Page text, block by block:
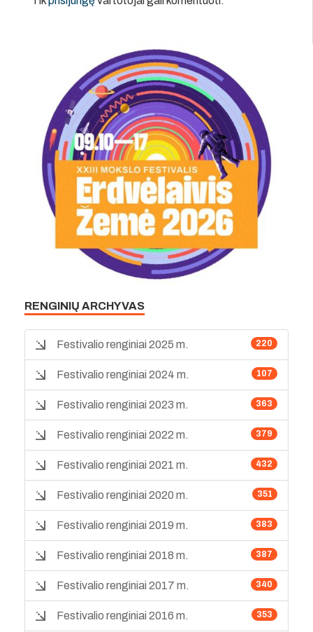
RENGINIŲ ARCHYVAS
220
Festivalio renginiai 2025 m.
107
Festivalio renginiai 2024 m.
363
Festivalio renginiai 2023 m.
379
Festivalio renginiai 2022 m.
432
Festivalio renginiai 2021 m.
351
Festivalio renginiai 2020 m.
383
Festivalio renginiai 2019 m.
387
Festivalio renginiai 2018 m.
340
Festivalio renginiai 2017 m.
353
Festivalio renginiai 2016 m.